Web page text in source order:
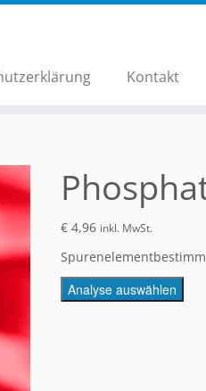
Kontakt
€ 4,96 inkl. MwSt.
Analyse auswählen